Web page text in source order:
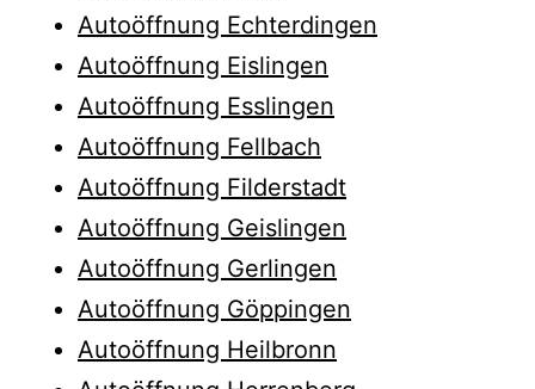
Autoöffnung Echterdingen
Autoöffnung Eislingen
Autoöffnung Esslingen
Autoöffnung Fellbach
Autoöffnung Filderstadt
Autoöffnung Geislingen
Autoöffnung Gerlingen
Autoöffnung Göppingen
Autoöffnung Heilbronn